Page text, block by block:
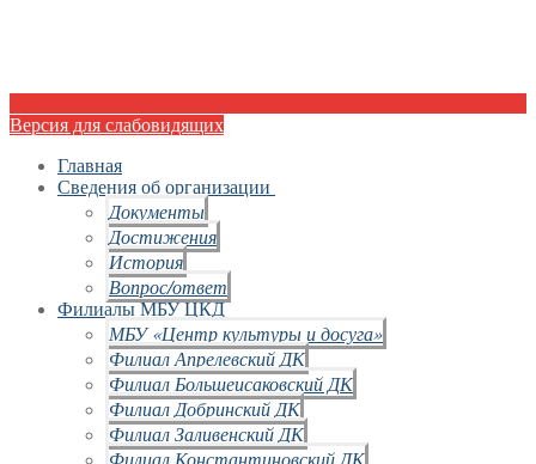
Версия для слабовидящих
Главная
Сведения об организации
Документы
Достижения
История
Вопрос/ответ
Филиалы МБУ ЦКД
МБУ «Центр культуры и досуга»
Филиал Апрелевский ДК
Филиал Большеисаковский ДК
Филиал Добринский ДК
Филиал Заливенский ДК